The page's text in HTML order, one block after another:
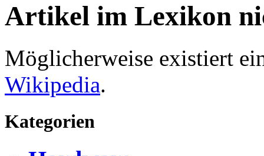
Artikel im Lexikon
Möglicherweise existiert
Wikipedia.
Kategorien